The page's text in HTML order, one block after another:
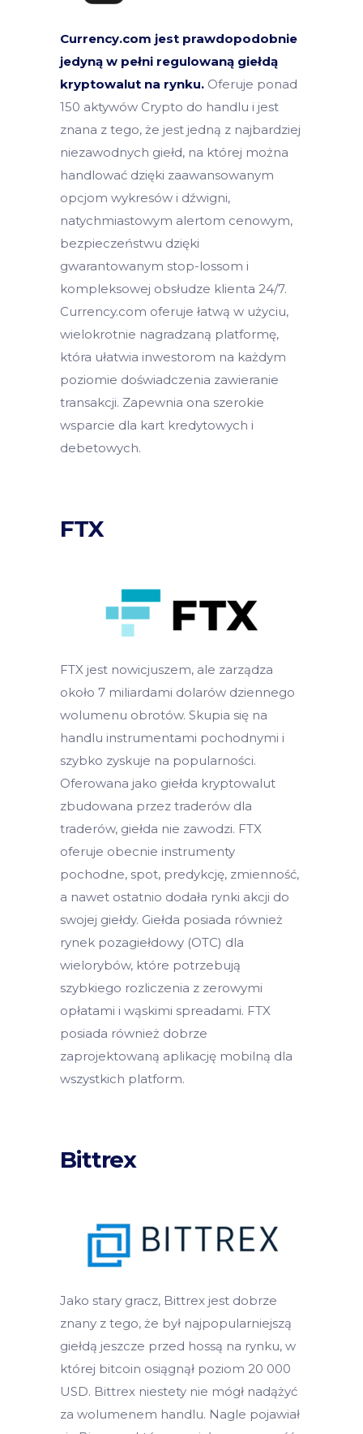
Currency.com jest prawdopodobnie
jedyną w pełni regulowaną giełdą
kryptowalut na rynku. Oferuje ponad
150 aktywów Crypto do handlu i jest
znana z tego, że jest jedną z najbardziej
niezawodnych giełd, na której można
handlować dzięki zaawansowanym
opcjom wykresów i dźwigni,
natychmiastowym alertom cenowym,
bezpieczeństwu dzięki
gwarantowanym stop-lossom i
kompleksowej obsłudze klienta 24/7.
Currency.com oferuje łatwą w użyciu,
wielokrotnie nagradzaną platformę,
która ułatwia inwestorom na każdym
poziomie doświadczenia zawieranie
transakcji. Zapewnia ona szerokie
wsparcie dla kart kredytowych i
debetowych.
FTX
FTX jest nowicjuszem, ale zarządza
około 7 miliardami dolarów dziennego
wolumenu obrotów. Skupia się na
handlu instrumentami pochodnymi i
szybko zyskuje na popularności.
Oferowana jako giełda kryptowalut
zbudowana przez traderów dla
traderów, giełda nie zawodzi. FTX
oferuje obecnie instrumenty
pochodne, spot, predykcję, zmienność,
a nawet ostatnio dodała rynki akcji do
swojej giełdy. Giełda posiada również
rynek pozagiełdowy (OTC) dla
wielorybów, które potrzebują
szybkiego rozliczenia z zerowymi
opłatami i wąskimi spreadami. FTX
posiada również dobrze
zaprojektowaną aplikację mobilną dla
wszystkich platform.
Bittrex
Jako stary gracz, Bittrex jest dobrze
znany z tego, że był najpopularniejszą
giełdą jeszcze przed hossą na rynku, w
której bitcoin osiągnął poziom 20 000
USD. Bittrex niestety nie mógł nadążyć
za wolumenem handlu. Nagle pojawiał